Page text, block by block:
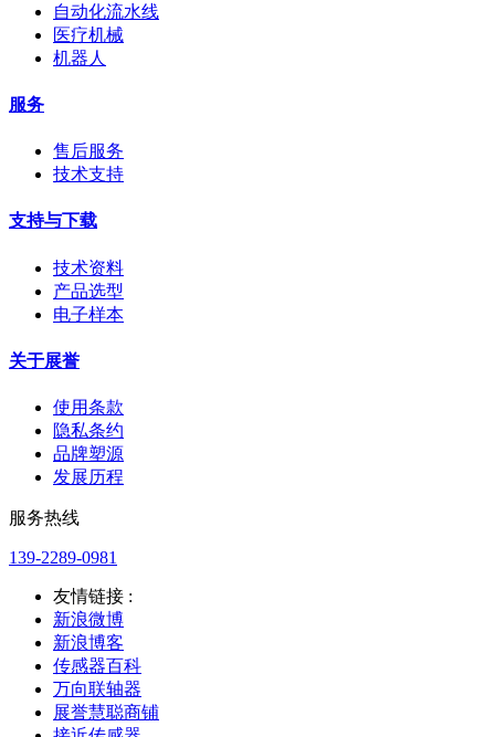
自动化流水线
医疗机械
机器人
服务
售后服务
技术支持
支持与下载
技术资料
产品选型
电子样本
关于展誉
使用条款
隐私条约
品牌塑源
发展历程
服务热线
139-2289-0981
友情链接 :
新浪微博
新浪博客
传感器百科
万向联轴器
展誉慧聪商铺